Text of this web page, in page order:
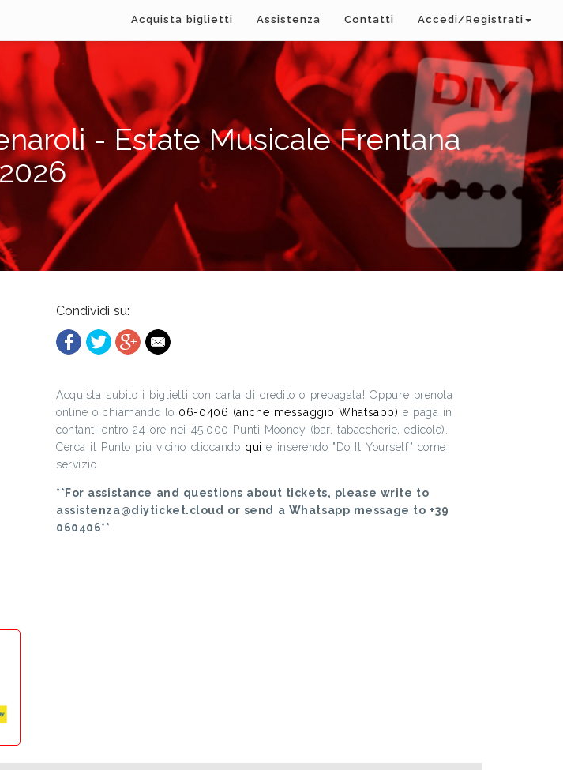
Acquista biglietti Assistenza Contatti Accedi/Registrati
- Estate Musicale Frentana
Condividi su:
Acquista subito i biglietti con carta di credito o prepagata! Oppure prenota
online o chiamando lo 06-0406 (anche messaggio Whatsapp) e paga in
contanti entro 24 ore nei 45.000 Punti Mooney (bar, tabaccherie, edicole).
Cerca il Punto più vicino cliccando qui e inserendo "Do It Yourself" come
servizio
**For assistance and questions about tickets, please write to
assistenza@diyticket.cloud or send a Whatsapp message to +39
060406**